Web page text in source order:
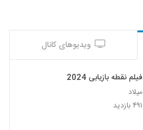
ویدیوهای کانال
فیلم نقطه بازیابی 2024
میلاد
۴۹۱ بازدید